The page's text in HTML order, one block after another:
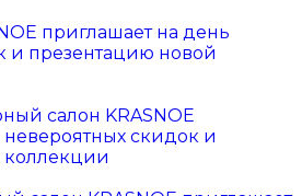
приглашает на день
и презентацию новой